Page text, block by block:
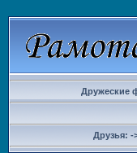
Дружеские
Друзья: -